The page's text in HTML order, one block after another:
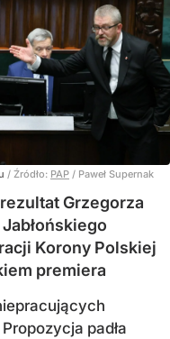
/ Źródło: PAP / Paweł Supernak
Grzegorza
Jabłońskiego
Korony Polskiej
premiera
padła